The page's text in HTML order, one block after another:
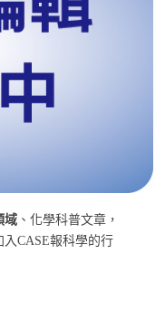
域 、化學科普文章，
CASE報科學的行